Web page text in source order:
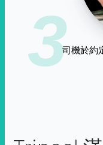
3司機於約